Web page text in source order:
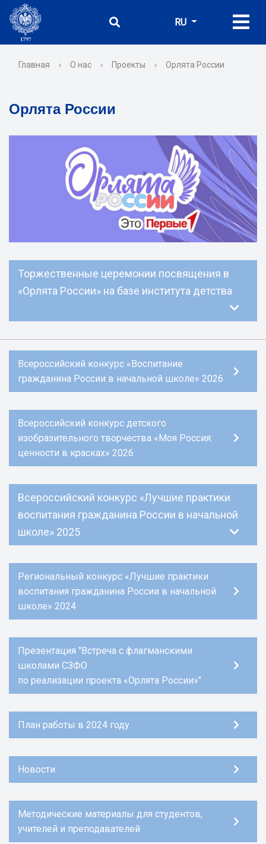
RU
Главная › О нас › Проекты › Орлята России
Орлята России
Торжественные церемонии посвящения в
«Орлята России» на базе института детства
Всероссийский конкурс «Воспитание
гражданина России в начальной школе» 2026
Всероссийский конкурс детского
изобразительного творчества «Моя Россия:
ценности в красках» 2026
Всероссийский конкурс «Лучшие практики
воспитания гражданина России в начальной
школе» 2025
Региональный конкурс «Лучшие практики
воспитания гражданина России в начальной
школе» 2024
Презентация "Встреча с флагманскими
школами СЗФО
по реализации проекта «Орлята России»"
План работы в 2024 году
Новости
Методические материалы для студентов,
учителей и преподавателей